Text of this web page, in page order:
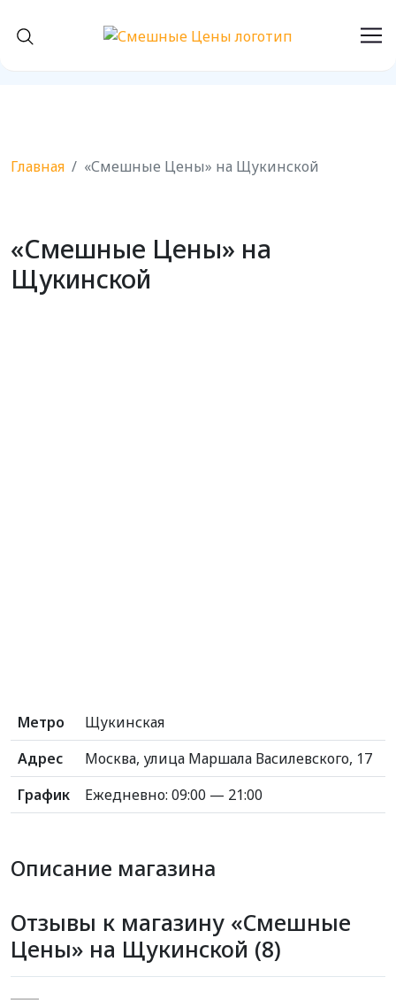
Главная «Смешные Цены» на Щукинской
«Смешные Цены» на
Щукинской
Метро
Щукинская
Адрес
Москва, улица Маршала Василевского, 17
График
Ежедневно: 09:00 — 21:00
Описание магазина
Отзывы к магазину «Смешные
Цены» на Щукинской (8)